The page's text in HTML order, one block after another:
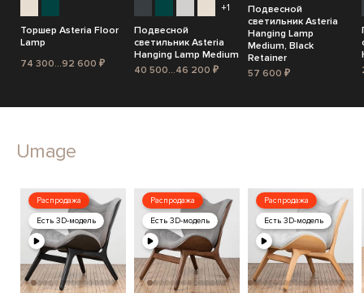
Торшер Asteria Floor
Lamp
74 300...92 600 ₽
+1
Подвесной
светильник Asteria
Hanging Lamp Medium
40 500...46 200 ₽
Подвесной
светильник Asteria
Hanging Lamp
Medium, Black
Retainer
57 600 ₽
Umage
Распродажа
Есть 3D-модель
Распродажа
Есть 3D-модель
Распродажа
Есть 3D-модель